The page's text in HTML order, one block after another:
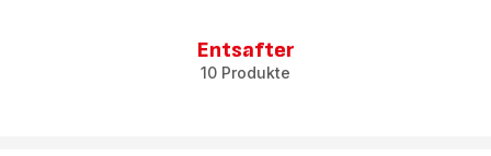
Entsafter
10 Produkte